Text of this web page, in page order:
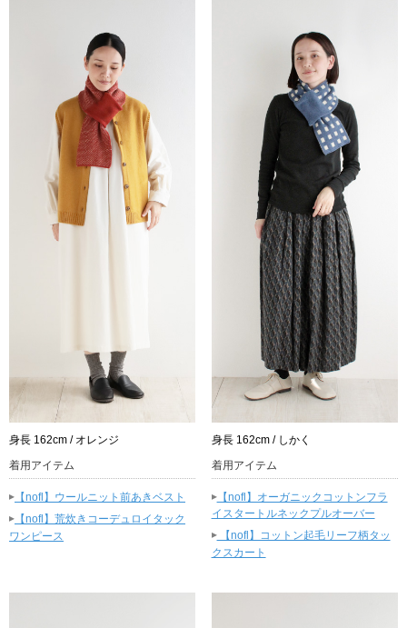
身長 162cm / オレンジ
着用アイテム
▸ 【nofl】ウールニット前あきベスト
▸ 【nofl】荒炊きコーデュロイタック
ワンピース
身長 162cm / しかく
着用アイテム
▸【nofl】オーガニックコットンフラ
イスタートルネックプルオーバー
▸【nofl】コットン起毛リーフ柄タッ
クスカート